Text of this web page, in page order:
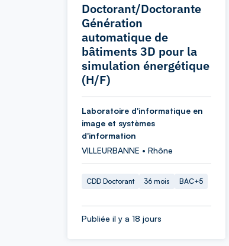
Doctorant/Doctorante
Génération
automatique de
bâtiments 3D pour la
simulation énergétique
(H/F)
Laboratoire d'informatique en
image et systèmes
d'information
VILLEURBANNE • Rhône
CDD Doctorant 36 mois BAC+5
Publiée il y a 18 jours